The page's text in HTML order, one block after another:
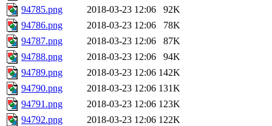
94785.png
2018-03-23 12:06
92K
94786.png
2018-03-23 12:06
78K
94787.png
2018-03-23 12:06
87K
94788.png
2018-03-23 12:06
94K
94789.png
2018-03-23 12:06 142K
94790.png
2018-03-23 12:06 131K
94791.png
2018-03-23 12:06 123K
94792.png
2018-03-23 12:06 122K